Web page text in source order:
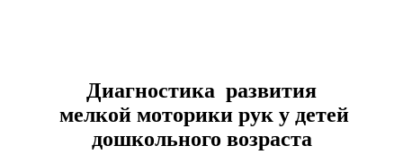
Диагностика развития
мелкой моторики рук у детей
дошкольного возраста